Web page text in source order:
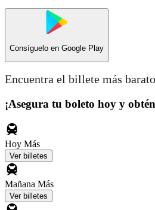
Consíguelo en Google Play
Encuentra el billete más
¡Asegura tu boleto hoy y
Hoy Más
Ver billetes
Mañana Más
Ver billetes